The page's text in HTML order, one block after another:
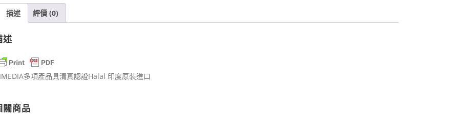
描述 評價 (0)
述
多項產品具清真認證Halal 印度原裝進口
關商品